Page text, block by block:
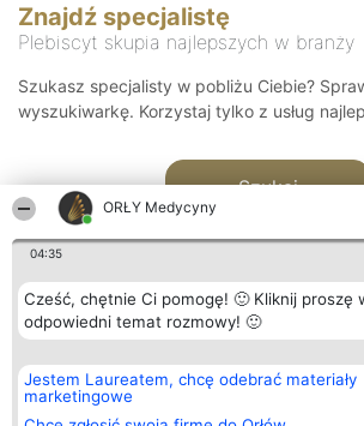
ORŁY Medycyny
04:35
Cześć, chętnie Ci pomogę! 🙂 Kliknij proszę
odpowiedni temat rozmowy! 🙂
Jestem Laureatem, chcę odebrać materiały
marketingowe
Znajdź specjalistę
Plebiscyt skupia najlepszych w branży
Szukasz specjalisty w pobliżu Ciebie?
wyszukiwarkę. Korzystaj tylko z usług
Szukaj
Organizator plebiscytu
Bright Side Solutions sp. z o.
o. sp. k.
ul. Ruska 22
Plebiscyt
Laureaci
wszystkich